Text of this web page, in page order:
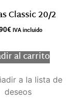
Classic 20/2
€ IVA incluido
al carrito
a la lista de
deseos